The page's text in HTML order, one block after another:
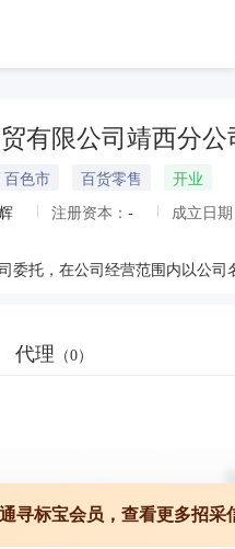
有限公司靖西分公
百色市 百货零售
开业
注册资本： - 成立日
委托，在公司经营范围内以公
代理 （0）
寻标宝会员，查看更多招采